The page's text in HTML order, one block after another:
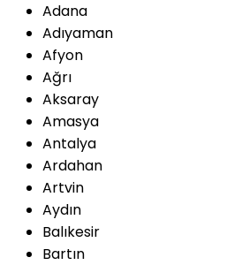
Adana
Adıyaman
Afyon
Ağrı
Aksaray
Amasya
Antalya
Ardahan
Artvin
Aydın
Balıkesir
Bartın